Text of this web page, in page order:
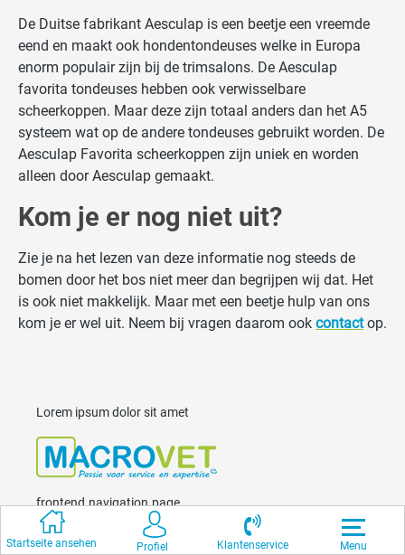
Startseite ansehen Profiel Klantenservice Menu
De Duitse fabrikant Aesculap is een beetje een vreemde
eend en maakt ook hondentondeuses welke in Europa
enorm populair zijn bij de trimsalons. De Aesculap
favorita tondeuses hebben ook verwisselbare
scheerkoppen. Maar deze zijn totaal anders dan het A5
systeem wat op de andere tondeuses gebruikt worden. De
Aesculap Favorita scheerkoppen zijn uniek en worden
alleen door Aesculap gemaakt.
Kom je er nog niet uit?
Zie je na het lezen van deze informatie nog steeds de
bomen door het bos niet meer dan begrijpen wij dat. Het
is ook niet makkelijk. Maar met een beetje hulp van ons
kom je er wel uit. Neem bij vragen daarom ook contactop.
Lorem ipsum dolor sit amet
frontend.navigation.page